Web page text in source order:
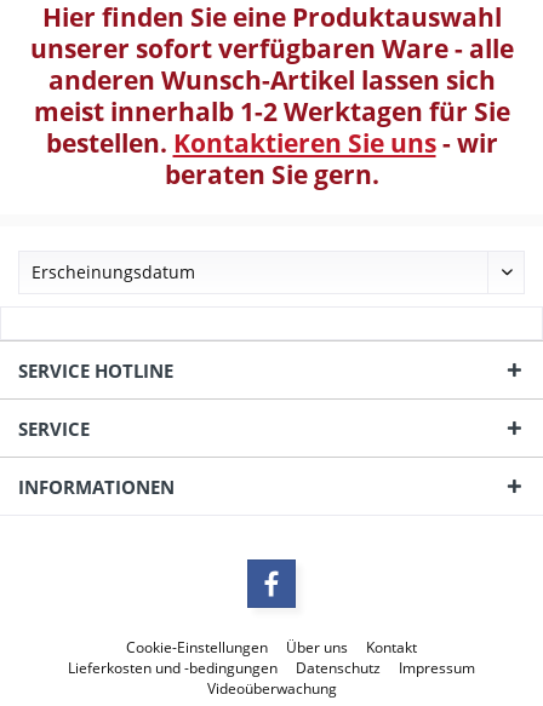
Hier finden Sie eine Produktauswahl
unserer sofort verfügbaren Ware - alle
anderen Wunsch-Artikel lassen sich
meist innerhalb 1-2 Werktagen für Sie
bestellen. Kontaktieren Sie uns- wir
beraten Sie gern.
SERVICE HOTLINE
SERVICE
INFORMATIONEN
Cookie-Einstellungen Über uns
Kontakt
Lieferkosten und -bedingungen
Datenschutz
Impressum
Videoüberwachung